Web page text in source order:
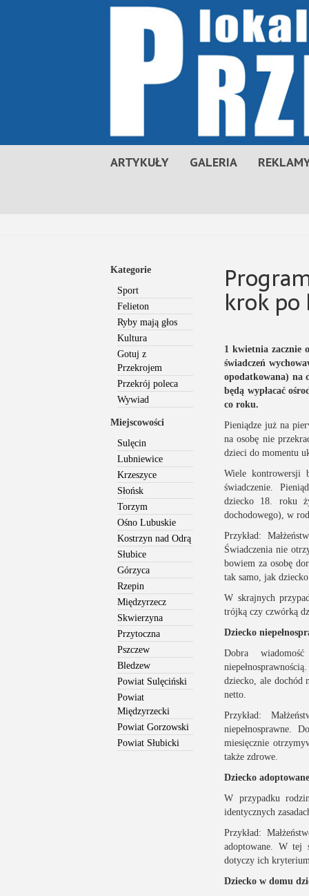
ARTYKUŁY GALERIA
Kategorie
Sport
Felieton
Ryby mają głos
Kultura
Gotuj z
Przekrojem
Przekrój poleca
Wywiad
Miejscowości
Sulęcin
Lubniewice
Krzeszyce
Słońsk
Torzym
Ośno Lubuskie
Kostrzyn nad Odrą
Słubice
Górzyca
Rzepin
Międzyrzecz
Skwierzyna
Przytoczna
Pszczew
Bledzew
Powiat Sulęciński
Powiat
Międzyrzecki
Powiat Gorzowski
Powiat Słubicki
krok
1 kwietnia zacznie
świadczeń
opodatkowana) na
będą wypłacać
co roku.
Pieniądze już na
na osobę nie
dzieci do momentu
Wiele kontrowersji
świadczenie.
dziecko 18. roku
dochodowego), w
Przykład:
Świadczenia nie
bowiem za osobę
tak samo, jak
W skrajnych
trójką czy czwórką
Dziecko
Dobra
dziecko, ale dochód
netto.
Przykład:
niepełnosprawne.
miesięcznie
także zdrowe.
Dziecko adoptowane
W przypadku
identycznych
Przykład:
adoptowane. W tej
dotyczy ich
Dziecko w domu